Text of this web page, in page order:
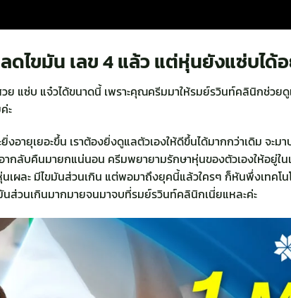
ดไขมันเลข 4 แล้ว แต่หุ่นยังแซ่บได้
แซ่บ แจ๋วได้ขนาดนี้ เพราะคุณครีมมาให้รมย์รวินท์คลินิกช่วยดูแ
ะ
อายุเยอะขึ้น เราต้องยิ่งดูแลตัวเองให้ดีขึ้นได้มากกว่าเดิม จะม
กลับคืนมายกแน่นอน ครีมพยายามรักษาหุ่นของตัวเองให้อยู่ใ
เผละ มีไขมันส่วนเกิน แต่พอมาถึงยุคนี้แล้วใครๆ ก็หันพึ่งเทคโ
ส่วนเกินมากมายจนมาจบที่รมย์รวินท์คลินิกเนี่ยแหละค่ะ